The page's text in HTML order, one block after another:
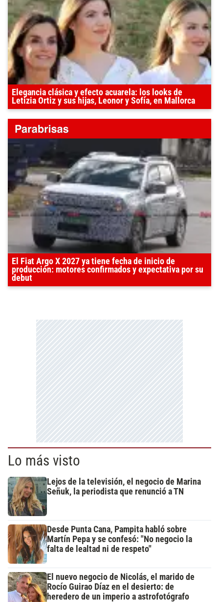
Elegancia clásica y efecto acuarela: los looks de
Letizia Ortiz y sus hijas, Leonor y Sofía, en Mallorca
El Fiat Argo X 2027 ya tiene fecha de inicio de
producción: motores confirmados y expectativa por su
debut
Lo más visto
Lejos de la televisión, el negocio de Marina
Señuk, la periodista que renunció a TN
Desde Punta Cana, Pampita habló sobre
Martín Pepa y se confesó: "No negocio la
falta de lealtad ni de respeto"
El nuevo negocio de Nicolás, el marido de
Rocío Guirao Díaz en el desierto: de
heredero de un imperio a astrofotógrafo